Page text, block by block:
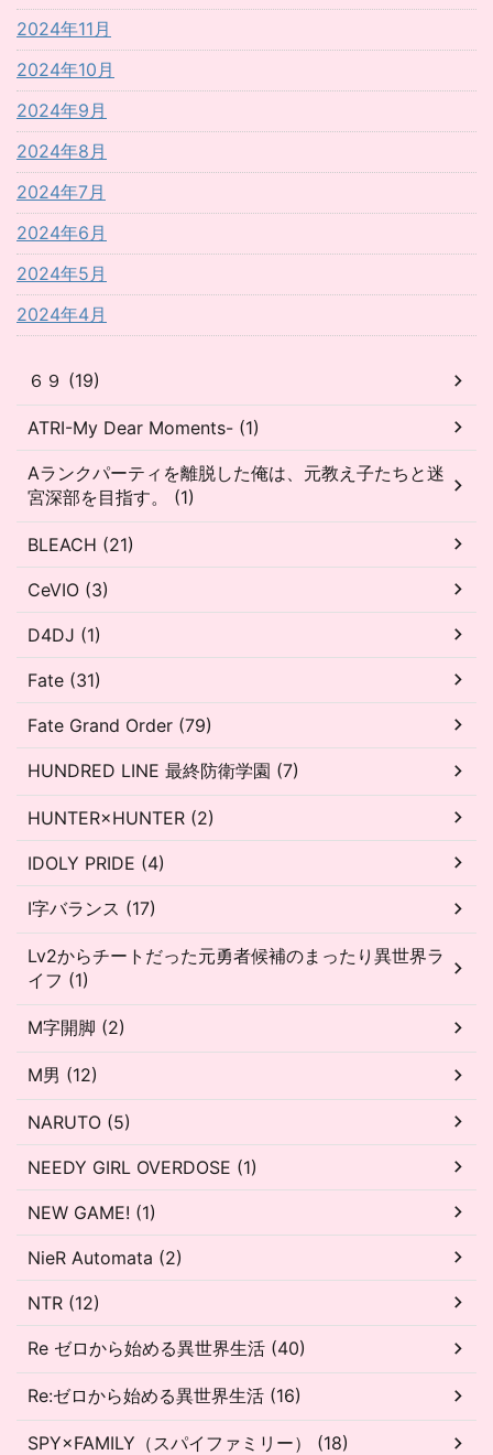
2024年11月
2024年10月
2024年9月
2024年8月
2024年7月
2024年6月
2024年5月
2024年4月
６９ (19)
ATRI-My Dear Moments- (1)
Aランクパーティを離脱した俺は、元教え子たちと迷
宮深部を目指す。 (1)
BLEACH (21)
CeVIO (3)
D4DJ (1)
Fate (31)
Fate Grand Order (79)
HUNDRED LINE 最終防衛学園 (7)
HUNTER×HUNTER (2)
IDOLY PRIDE (4)
I字バランス (17)
Lv2からチートだった元勇者候補のまったり異世界ラ
イフ (1)
M字開脚 (2)
M男 (12)
NARUTO (5)
NEEDY GIRL OVERDOSE (1)
NEW GAME! (1)
NieR Automata (2)
NTR (12)
Re ゼロから始める異世界生活 (40)
Re:ゼロから始める異世界生活 (16)
SPY×FAMILY（スパイファミリー） (18)